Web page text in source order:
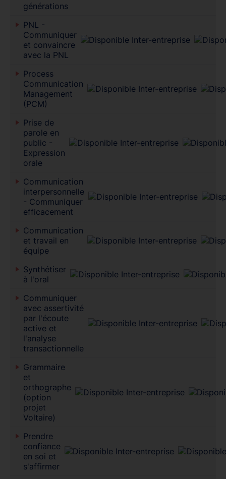
générations
PNL -
Communiquer
et convaincre
avec la PNL
Process
Communication
Management
(PCM)
Prise de
parole en
public -
Expression
orale
Communication
interpersonnelle
- Communiquer
efficacement
Communication
et travail en
équipe
Synthétiser
à l'oral
Communiquer
avec assertivité
par l'écoute
active et
l'analyse
transactionnelle
Grammaire
et
orthographe
(option
projet
Voltaire)
Prendre
confiance
en soi et
s'affirmer